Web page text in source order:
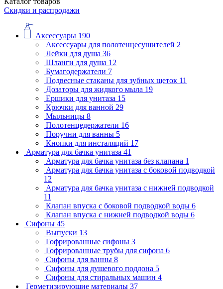
Скидки и распродажи
Аксессуары 190
Аксессуары для полотенцесушителей 2
Лейки для душа 36
Шланги для душа 12
Бумагодержатели 7
Подвесные стаканы для зубных щеток 11
Дозаторы для жидкого мыла 19
Ершики для унитаза 15
Крючки для ванной 29
Мыльницы 8
Полотенцедержатели 16
Поручни для ванны 5
Кнопки для инсталяций 17
Арматура для бачка унитаза 41
Арматура для бачка унитаза без клапана 1
Арматура для бачка унитаза с боковой подводкой
12
Арматура для бачка унитаза с нижней подводкой
11
Клапан впуска с боковой подводкой воды 6
Клапан впуска с нижней подводкой воды 6
Сифоны 45
Выпуски 13
Гофрированные сифоны 3
Гофрированные трубы для сифона 6
Сифоны для ванны 8
Сифоны для душевого поддона 5
Сифоны для стиральных машин 4
Герметизирующие материалы 37